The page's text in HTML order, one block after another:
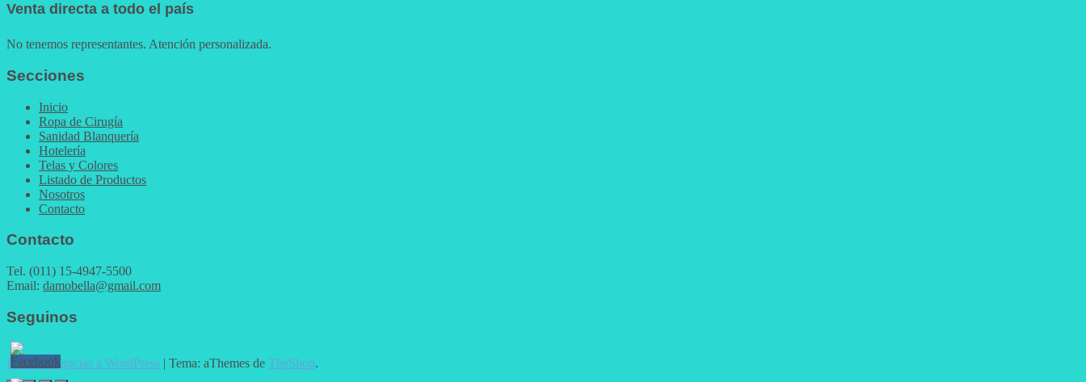
Venta directa a todo el país
No tenemos representantes. Atención personalizada.
Secciones
Inicio
Ropa de Cirugía
Sanidad Blanquería
Hotelería
Telas y Colores
Listado de Productos
Nosotros
Contacto
Contacto
Tel. (011) 15-4947-5500
Email: damobella@gmail.com
Seguinos
Funciona gracias a WordPress | Tema: aThemes de TheShop.